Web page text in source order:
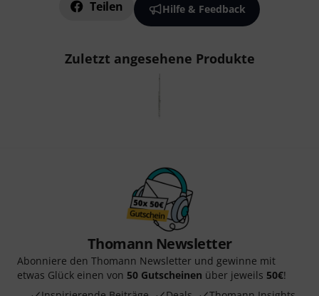
Teilen Hilfe & Feedback
Zuletzt angesehene Produkte
Thomann Newsletter
Abonniere den Thomann Newsletter und gewinne mit
etwas Glück einen von 50 Gutscheinen über jeweils 50€!